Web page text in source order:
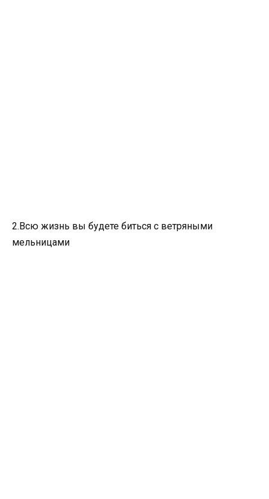
2.Всю жизнь вы будете биться с ветряными
мельницами